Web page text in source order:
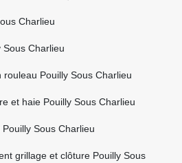
Charlieu
Sous Charlieu
rouleau Pouilly Sous Charlieu
et haie Pouilly Sous Charlieu
Sous Charlieu
grillage et clôture Pouilly Sous